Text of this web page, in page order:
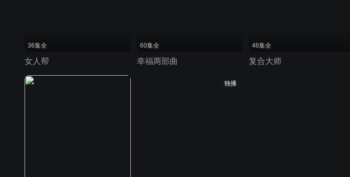
36集全
女人帮
60集全
幸福两部曲
46集全
复合大师
独播